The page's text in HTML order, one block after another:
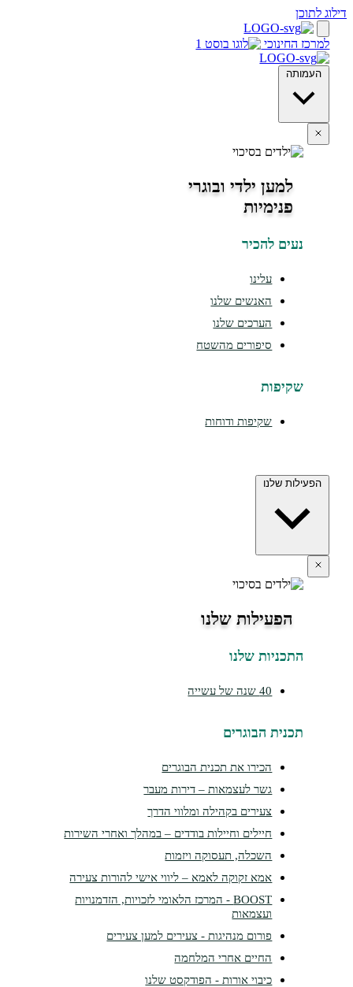
למען ילדי ובוגרי
להכיר
האנשים שלנו
הערכים שלנו
סיפורים מהשטח
שקיפות ודוחות
שלנו
הפעילות שלנו
שלנו
הבוגרים
הכירו את תכנית הבוגרים
גשר לעצמאות – דירות מעבר
צעירים בקהילה ומלווי הדרך
חיילים וחיילות בודדים – במהלך ואחרי השירות
השכלה, תעסוקה ויזמות
אמא זקוקה לאמא – ליווי אישי להורות צעירה
BOOST - המרכז הלאומי לזכויות, הזדמנויות
פורום מנהיגות - צעירים למען צעירים
החיים אחרי המלחמה
כיבוי אורות - הפודקסט שלנו